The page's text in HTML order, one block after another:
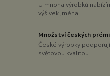
U mnoha výrobků
výšivek jména
Množství českých
České výrobky
světovou kvalitou